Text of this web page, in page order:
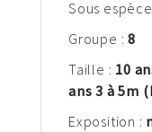
Sous
Groupe :8
Taille : 10
ans 3 à 5m
Exposition :